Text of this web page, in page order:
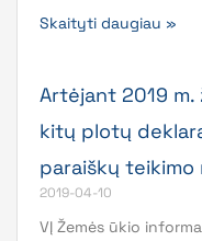
Skaityti daugiau »
Artėjant 2019 m.
kitų plotų
paraiškų teikimo
2019-04-10
VĮ Žemės ūkio